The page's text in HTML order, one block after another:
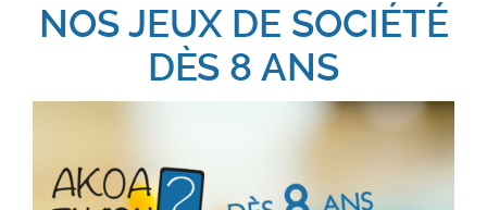
NOS JEUX DE SOCIÉTÉ
DÈS 8 ANS